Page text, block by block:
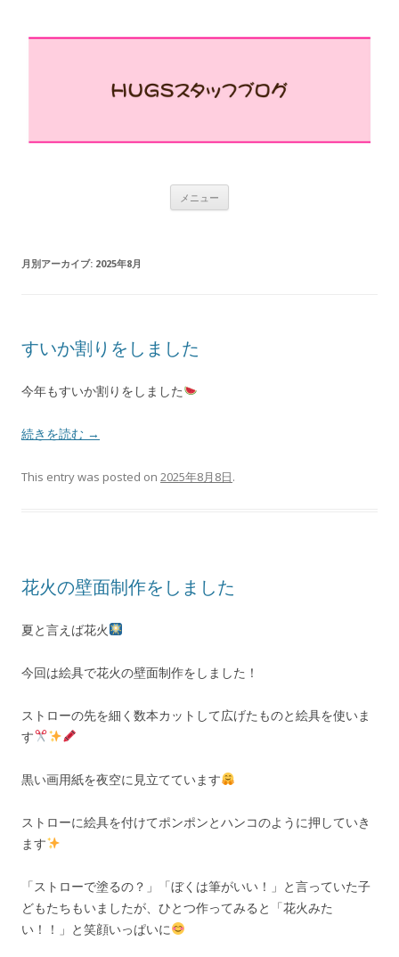
メニュー
月別アーカイブ: 2025年8月
すいか割りをしました
今年もすいか割りをしました
続きを読む →
This entry was posted on 2025年8月8日.
花火の壁面制作をしました
夏と言えば花火
今回は絵具で花火の壁面制作をしました！
ストローの先を細く数本カットして広げたものと絵具を使いま
す
黒い画用紙を夜空に見立てています
ストローに絵具を付けてポンポンとハンコのように押していき
ます
「ストローで塗るの？」「ぼくは筆がいい！」と言っていた子
どもたちもいましたが、ひとつ作ってみると「花火みた
い！！」と笑顔いっぱいに